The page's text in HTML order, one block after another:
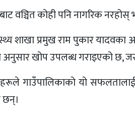
वञ्चित कोही पनि नागरिक नरहोस्
शाखा प्रमुख राम पुकार
अनुसार खोप उपलब्ध गराइएको छ,
गाउँपालिकाको यो
छन्।